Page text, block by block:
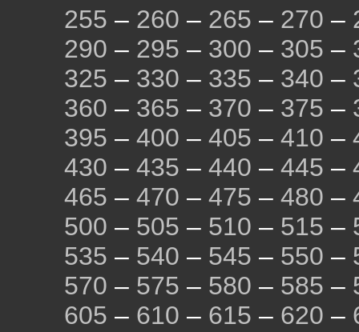
255 – 260 – 265 – 270 –
290 – 295 – 300 – 305 –
325 – 330 – 335 – 340 –
360 – 365 – 370 – 375 –
395 – 400 – 405 – 410 –
430 – 435 – 440 – 445 –
465 – 470 – 475 – 480 –
500 – 505 – 510 – 515 –
535 – 540 – 545 – 550 –
570 – 575 – 580 – 585 –
605 – 610 – 615 – 620 –